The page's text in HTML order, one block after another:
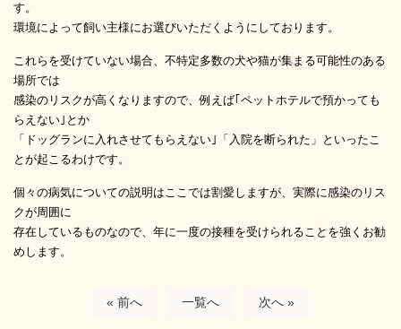
す。
環境によって飼い主様にお選びいただくようにしております。
これらを受けていない場合、不特定多数の犬や猫が集まる可能性のある
場所では
感染のリスクが高くなりますので、例えば｢ペットホテルで預かっても
らえない｣とか
「ドッグランに入れさせてもらえない｣「入院を断られた」といったこ
とが起こるわけです。
個々の病気についての説明はここでは割愛しますが、実際に感染のリス
クが周囲に
存在しているものなので、年に一度の接種を受けられることを強くお勧
めします。
« 前へ 一覧へ 次へ »